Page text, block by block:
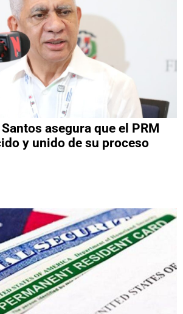
asegura que el PRM
y unido de su proceso